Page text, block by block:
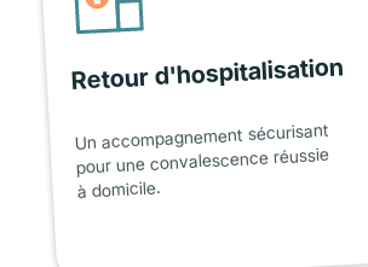
Retour d'hospitalisation
Un accompagnement sécurisant
pour une convalescence réussie
à domicile.